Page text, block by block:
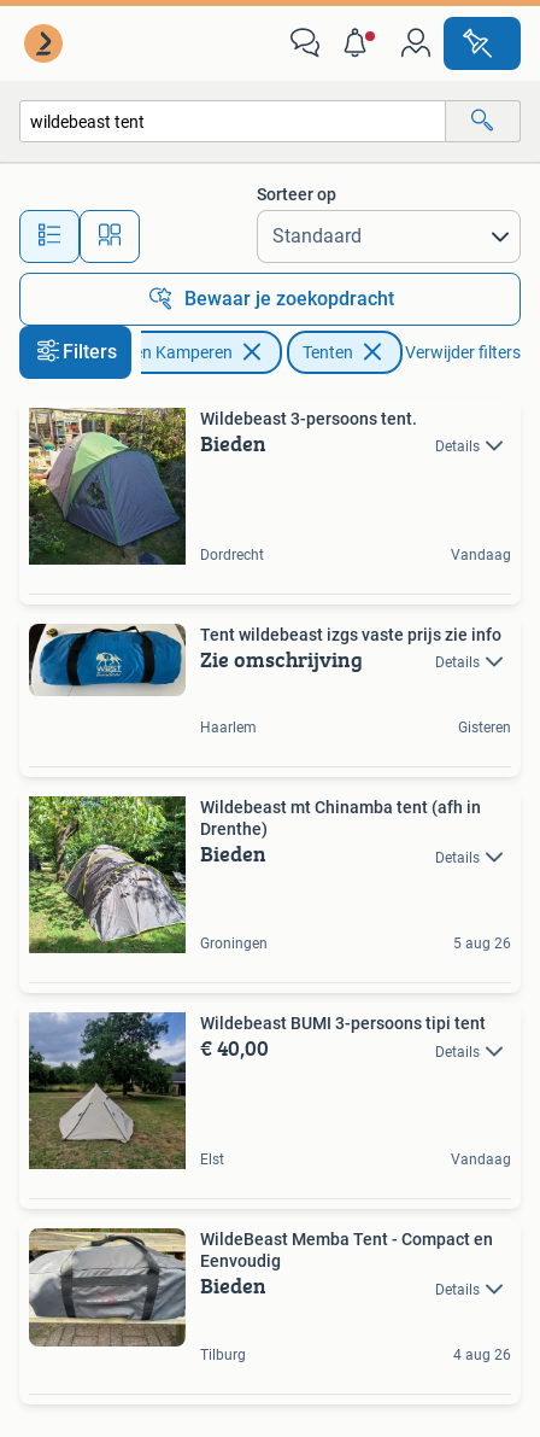
Alle afstanden…
Sorteer op
Bewaar je zoekopdracht
Filters
Caravans en Kamperen Tenten Verwijder filters
Wildebeast 3-persoons tent.
Bieden Details
Dordrecht Vandaag
Tent wildebeast izgs vaste prijs zie info
Zie omschrijving Details
Haarlem Gisteren
Wildebeast mt Chinamba tent (afh in
Drenthe)
Bieden Details
Groningen 5 aug 26
Wildebeast BUMI 3-persoons tipi tent
€ 40,00 Details
Elst Vandaag
WildeBeast Memba Tent - Compact en
Eenvoudig
Bieden Details
Tilburg 4 aug 26